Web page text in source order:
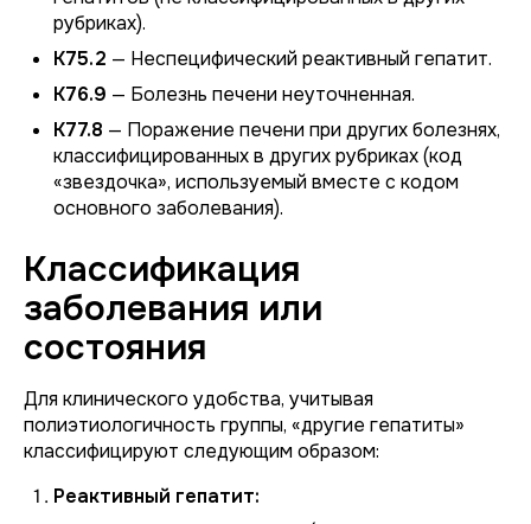
рубриках).
К75.2 — Неспецифический реактивный гепатит.
К76.9 — Болезнь печени неуточненная.
К77.8 — Поражение печени при других болезнях,
классифицированных в других рубриках (код
«звездочка», используемый вместе с кодом
основного заболевания).
Классификация
заболевания или
состояния
Для клинического удобства, учитывая
полиэтиологичность группы, «другие гепатиты»
классифицируют следующим образом:
Реактивный гепатит: